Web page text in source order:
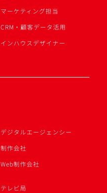
マーケティング担当
CRM・顧客データ活用
インハウスデザイナー
デジタルエージェンシー
制作会社
Web制作会社
テレビ局